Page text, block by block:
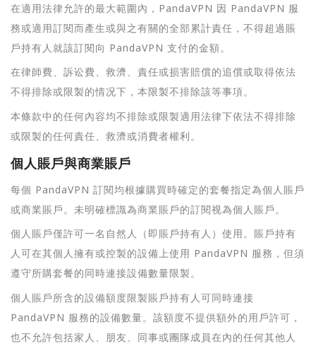
在適用法律允許的最大範圍內，PandaVPN 因 PandaVPN 服
務或適用訂閱而產生或與之有關的全部累計責任，不得超過賬
戶持有人就該訂閱向 PandaVPN 支付的金額。
在律師費、訴讼費、救濟、責任或损害賠償的追償或取得依法
不得排除或限製的情况下，本限製不排除該等事項。
本條款中的任何內容均不排除或限製適用法律下依法不得排除
或限製的任何責任、救濟或消費者權利。
個人賬戶與商業賬戶
每個 PandaVPN 訂閱均根據購買時確定的套餐指定為個人賬戶
或商業賬戶。未明確標識為商業賬戶的訂閱视為個人賬戶。
個人賬戶僅許可一名自然人（即賬戶持有人）使用。賬戶持有
人可在其個人擁有或控製的設備上使用 PandaVPN 服務，但須
遵守所購套餐的同時連接設備數量限製。
個人賬戶所含的設備額度限製賬戶持有人可同時連接
PandaVPN 服務的設備數量。該額度不提供額外的用戶許可，
也不允許包括家人、朋友、同事或團隊成員在內的任何其他人